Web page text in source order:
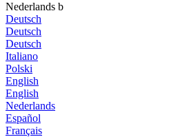
Nederlands b
Deutsch
Deutsch
Deutsch
Italiano
Polski
English
English
Nederlands
Español
Français